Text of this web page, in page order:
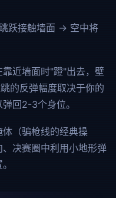
跃接触墙面 → 空中将
近墙面时"蹬"出去，壁
的反弹幅度取决于你的
回2-3个身位。
（骗枪线的经典操
决赛圈中利用小地形弹